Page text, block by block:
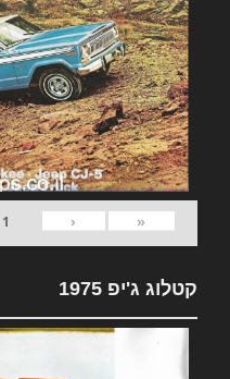
«
‹
1
קטלוג ג'יפ 1975